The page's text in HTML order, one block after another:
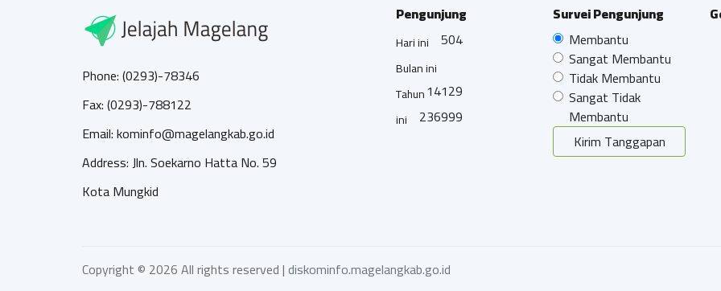
Phone: (0293)-78346
Fax: (0293)-788122
Email: kominfo@magelangkab.go.id
Address: Jln. Soekarno Hatta No. 59
Kota Mungkid
Pengunjung
Hari ini 504
Bulan ini
14129
Tahun
ini
236999
Survei Pengunjung
Membantu
Sangat Membantu
Tidak Membantu
Sangat Tidak
Membantu
Kirim Tanggapan
Copyright © 2026 All rights reserved |diskominfo.magelangkab.go.id